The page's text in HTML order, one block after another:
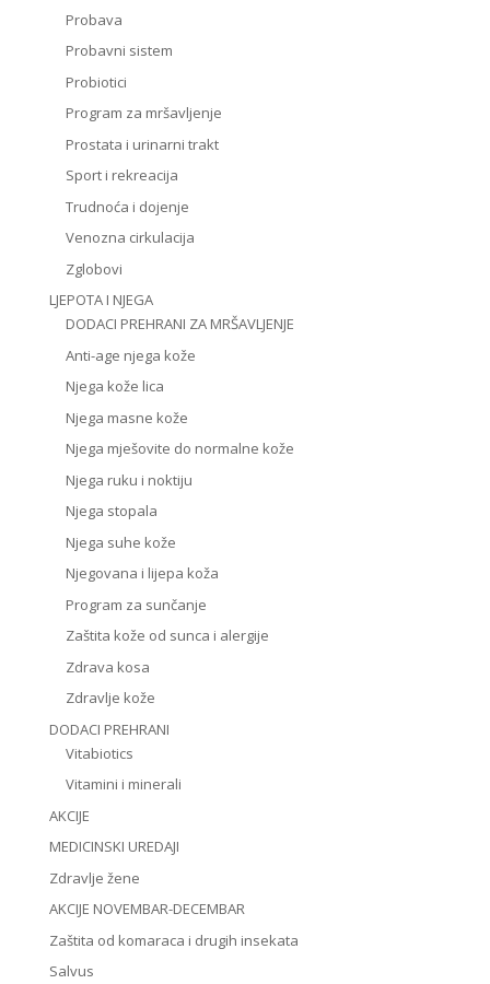
Probava
Probavni sistem
Probiotici
Program za mršavljenje
Prostata i urinarni trakt
Sport i rekreacija
Trudnoća i dojenje
Venozna cirkulacija
Zglobovi
LJEPOTA I NJEGA
DODACI PREHRANI ZA MRŠAVLJENJE
Anti-age njega kože
Njega kože lica
Njega masne kože
Njega mješovite do normalne kože
Njega ruku i noktiju
Njega stopala
Njega suhe kože
Njegovana i lijepa koža
Program za sunčanje
Zaštita kože od sunca i alergije
Zdrava kosa
Zdravlje kože
DODACI PREHRANI
Vitabiotics
Vitamini i minerali
AKCIJE
MEDICINSKI UREDAJI
Zdravlje žene
AKCIJE NOVEMBAR-DECEMBAR
Zaštita od komaraca i drugih insekata
Salvus